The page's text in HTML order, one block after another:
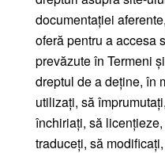
documentației
oferă pentru a accesa
prevăzute în Termeni
dreptul de a deține, în
utilizați, să
închiriați, să
traduceți, să